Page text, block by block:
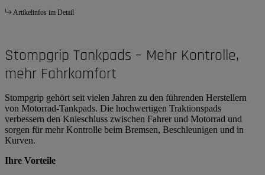
Artikelinfos im Detail
Stompgrip Tankpads – Mehr Kontrolle,
mehr Fahrkomfort
Stompgrip gehört seit vielen Jahren zu den führenden Herstellern
von Motorrad-Tankpads. Die hochwertigen Traktionspads
verbessern den Knieschluss zwischen Fahrer und Motorrad und
sorgen für mehr Kontrolle beim Bremsen, Beschleunigen und in
Kurven.
Ihre Vorteile